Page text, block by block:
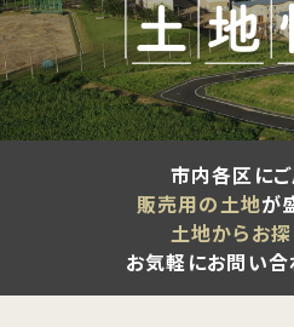
市内各区に
販売用の土地が
土地からお
お気軽にお問い合